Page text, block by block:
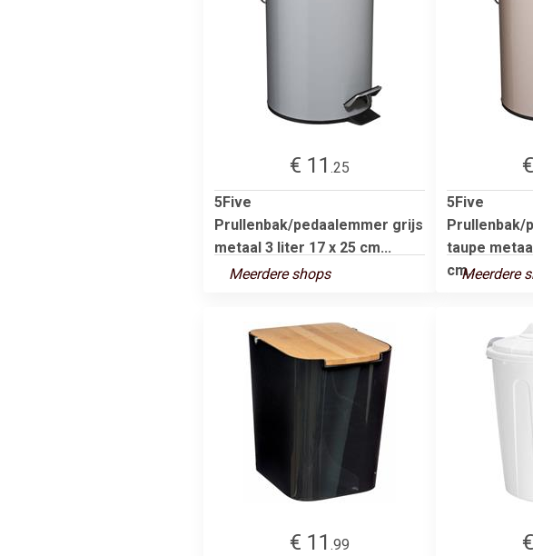
€ 11 .25
5Five
Prullenbak/pedaalemmer grijs
metaal 3 liter 17 x 25 cm...
Meerdere shops
5Five
Prullenbak/
taupe
cm...Meerdere
€ 11 .99